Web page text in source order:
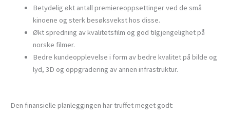
Betydelig økt antall premiereoppsettinger ved de små
kinoene og sterk besøksvekst hos disse.
Økt spredning av kvalitetsfilm og god tilgjengelighet på
norske filmer.
Bedre kundeopplevelse i form av bedre kvalitet på bilde og
lyd, 3D og oppgradering av annen infrastruktur.
Den finansielle planleggingen har truffet meget godt: